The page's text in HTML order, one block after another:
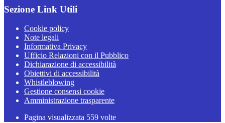
Sezione Link Utili
Cookie policy
Note legali
Informativa Privacy
Ufficio Relazioni con il Pubblico
Dichiarazione di accessibilità
Obiettivi di accessibilità
Whistleblowing
Gestione consensi cookie
Amministrazione trasparente
Pagina visualizzata 559 volte